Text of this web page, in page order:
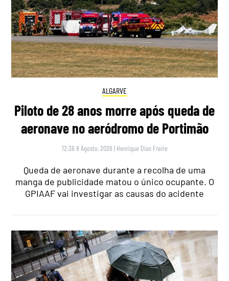
ALGARVE
Piloto de 28 anos morre após queda de
aeronave no aeródromo de Portimão
12:36 8 Agosto, 2026 | Henrique Dias Freire
Queda de aeronave durante a recolha de uma
manga de publicidade matou o único ocupante. O
GPIAAF vai investigar as causas do acidente